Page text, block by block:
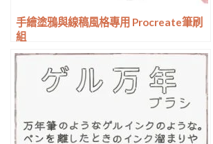
手繪塗鴉與線稿風格專用 Procreate筆刷
組